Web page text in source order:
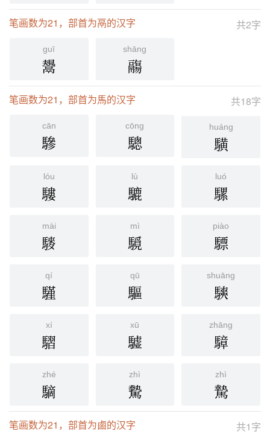
共2字
笔画数为21，部首为鬲的汉字
guī
鬹
shāng
鬺
共18字
笔画数为21，部首为馬的汉字
cān
驂
cōng
驄
huáng
䮲
lóu
䮫
lù
騼
luó
騾
mài
䮮
mì
䮭
piào
驃
qí
騹
qū
驅
shuāng
騻
xí
騽
xū
驉
zhāng
騿
zhé
䮰
zhì
驇
zhì
騺
共1字
笔画数为21，部首为鹵的汉字